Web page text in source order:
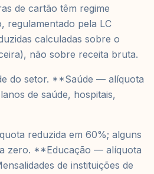
de cartão têm regime
regulamentado pela LC
calculadas sobre o
não sobre receita bruta.
do setor. **Saúde — alíquota
de saúde, hospitais,
reduzida em 60%; alguns
zero. **Educação — alíquota
de instituições de